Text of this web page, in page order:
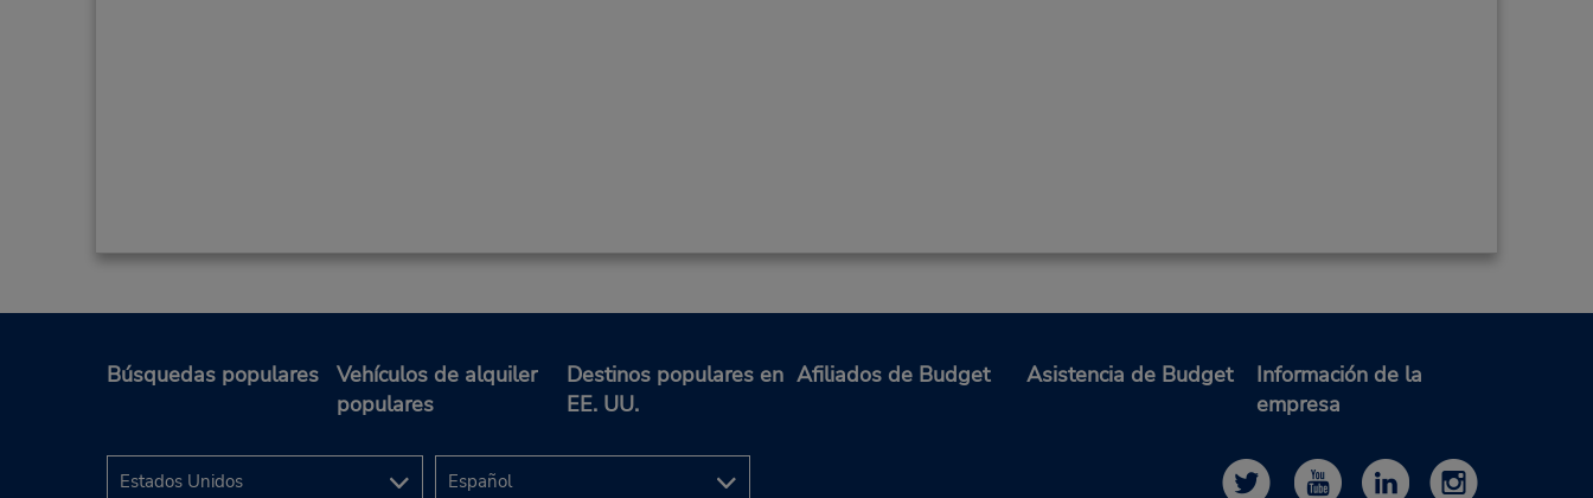
Búsquedas populares
Vehículos de alquiler
populares
Destinos populares en
EE. UU.
Afiliados de Budget Asistencia de Budget
Información de la
empresa